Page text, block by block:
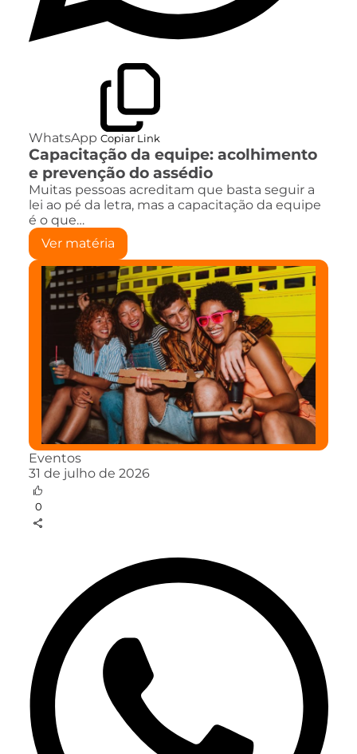
WhatsApp Copiar Link
Capacitação da equipe: acolhimento
e prevenção do assédio
Muitas pessoas acreditam que basta seguir a
lei ao pé da letra, mas a capacitação da equipe
é o que…
Ver matéria
Eventos
31 de julho de 2026
0